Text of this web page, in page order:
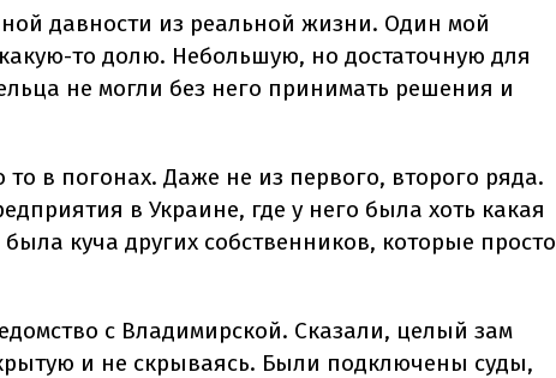
давности из реальной жизни. Один мой
то долю. Небольшую, но достаточную для
не могли без него принимать решения и
в погонах. Даже не из первого, второго ряда.
в Украине, где у него была хоть какая
куча других собственников, которые просто
с Владимирской. Сказали, целый зам
и не скрываясь. Были подключены суды,